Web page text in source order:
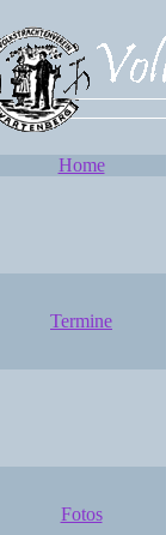
Home
Termine
Fotos